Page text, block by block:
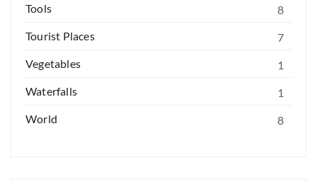
Tools
8
Tourist Places
7
Vegetables
1
Waterfalls
1
World
8